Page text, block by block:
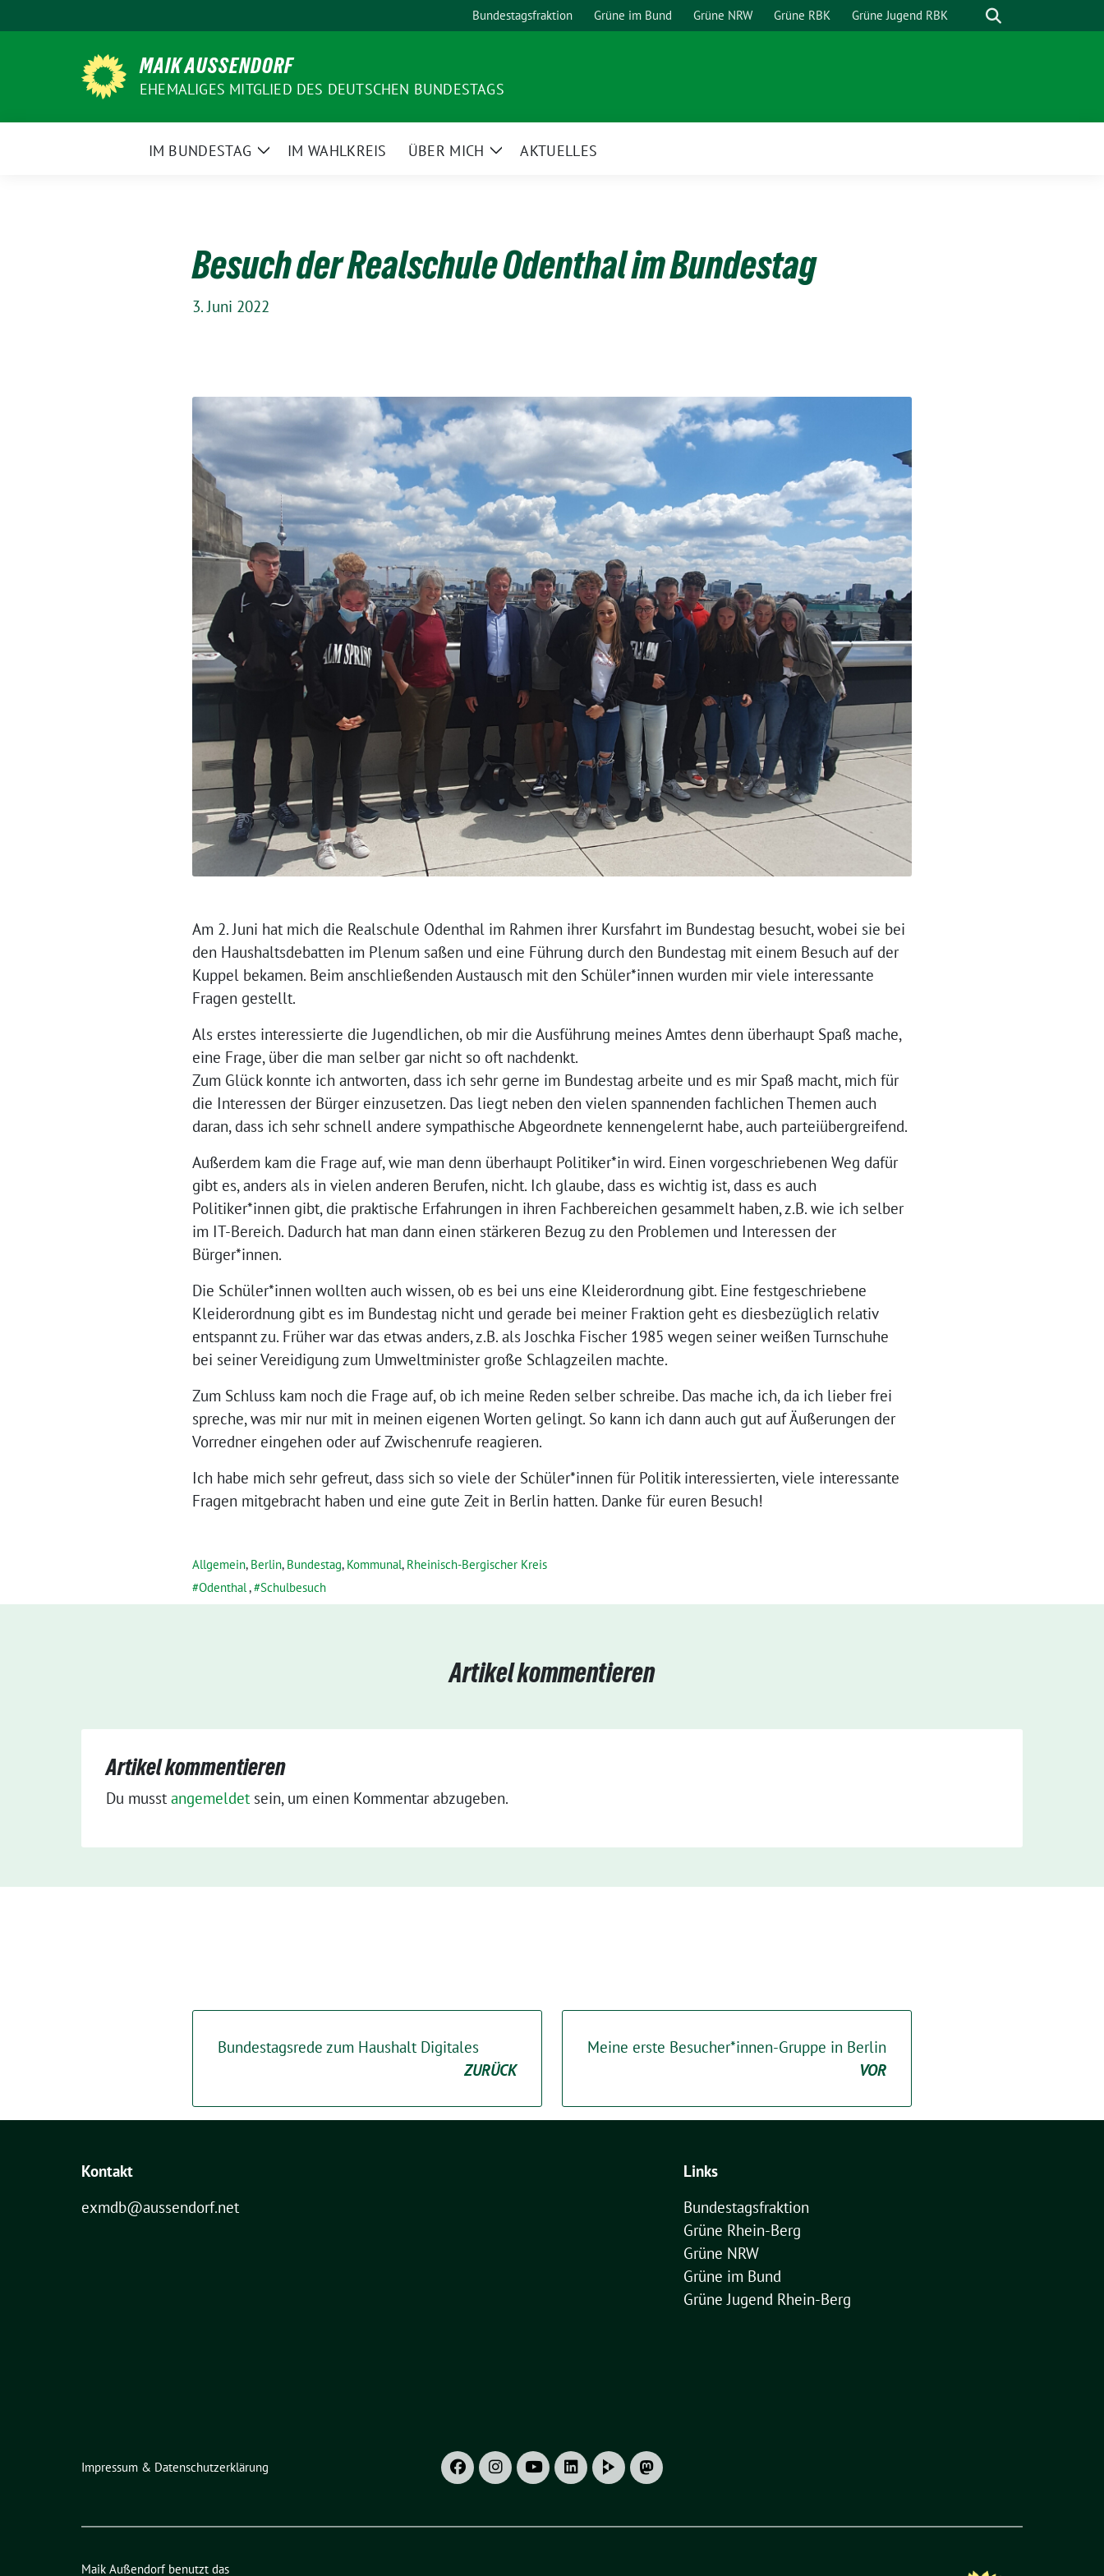
zum
Bundestagsfraktion Grüne im Bund Grüne NRW Grüne RBK Grüne Jugend RBK Suche
MAIK AUSSENDORF
EHEMALIGES MITGLIED DES DEUTSCHEN BUNDESTAGS
IM BUNDESTAG
ZeigeIM WAHLKREIS ÜBER MICH
ZeigeAKTUELLES
Besuch der Realschule Odenthal im Bundestag
3. Juni 2022
Am 2. Juni hat mich die Realschule Odenthal im Rahmen ihrer Kursfahrt im Bundestag besucht, wobei sie bei
den Haushaltsdebatten im Plenum saßen und eine Führung durch den Bundestag mit einem Besuch auf der
Kuppel bekamen. Beim anschließenden Austausch mit den Schüler*innen wurden mir viele interessante
Fragen gestellt.
Als erstes interessierte die Jugendlichen, ob mir die Ausführung meines Amtes denn überhaupt Spaß mache,
eine Frage, über die man selber gar nicht so oft nachdenkt.
Zum Glück konnte ich antworten, dass ich sehr gerne im Bundestag arbeite und es mir Spaß macht, mich für
die Interessen der Bürger einzusetzen. Das liegt neben den vielen spannenden fachlichen Themen auch
daran, dass ich sehr schnell andere sympathische Abgeordnete kennengelernt habe, auch parteiübergreifend.
Außerdem kam die Frage auf, wie man denn überhaupt Politiker*in wird. Einen vorgeschriebenen Weg dafür
gibt es, anders als in vielen anderen Berufen, nicht. Ich glaube, dass es wichtig ist, dass es auch
Politiker*innen gibt, die praktische Erfahrungen in ihren Fachbereichen gesammelt haben, z.B. wie ich selber
im IT-Bereich. Dadurch hat man dann einen stärkeren Bezug zu den Problemen und Interessen der
Bürger*innen.
Die Schüler*innen wollten auch wissen, ob es bei uns eine Kleiderordnung gibt. Eine festgeschriebene
Kleiderordnung gibt es im Bundestag nicht und gerade bei meiner Fraktion geht es diesbezüglich relativ
entspannt zu. Früher war das etwas anders, z.B. als Joschka Fischer 1985 wegen seiner weißen Turnschuhe
bei seiner Vereidigung zum Umweltminister große Schlagzeilen machte.
Zum Schluss kam noch die Frage auf, ob ich meine Reden selber schreibe. Das mache ich, da ich lieber frei
spreche, was mir nur mit in meinen eigenen Worten gelingt. So kann ich dann auch gut auf Äußerungen der
Vorredner eingehen oder auf Zwischenrufe reagieren.
Ich habe mich sehr gefreut, dass sich so viele der Schüler*innen für Politik interessierten, viele interessante
Fragen mitgebracht haben und eine gute Zeit in Berlin hatten. Danke für euren Besuch!
Allgemein, Berlin, Bundestag, Kommunal, Rheinisch-Bergischer Kreis
Odenthal, Schulbesuch
Artikel kommentieren
Artikel kommentieren
Du musst angemeldet sein, um einen Kommentar abzugeben.
Bundestagsrede zum Haushalt Digitales
ZURÜCK
Meine erste Besucher*innen-Gruppe in Berlin
VOR
Kontakt
exmdb@aussendorf.net
Links
Bundestagsfraktion
Grüne Rhein-Berg
Grüne NRW
Grüne im Bund
Grüne Jugend Rhein-Berg
Impressum & Datenschutzerklärung
Maik Außendorf benutzt das